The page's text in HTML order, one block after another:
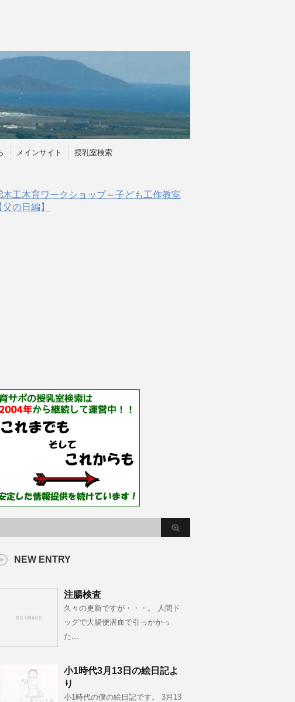
メインサイト
授乳室検索
NEW ENTRY
注腸検査
久々の更新ですが・・・。 人間ド
ッグで大腸便潜血で引っかかっ
た...
小1時代3月13日の絵日記よ
り
小1時代の僕の絵日記です。 3月13